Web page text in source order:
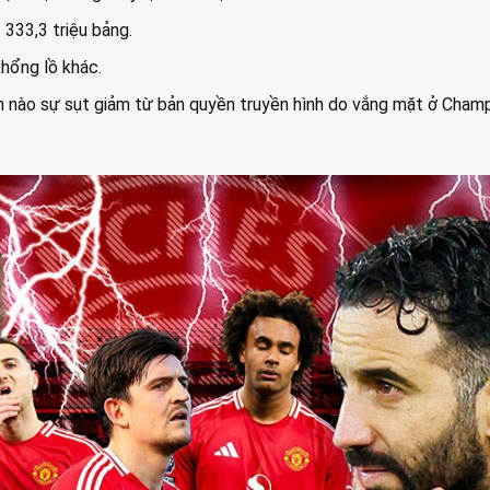
triệu bảng.
lồ khác.
nào sự sụt giảm từ bản quyền truyền hình do vắng mặt ở